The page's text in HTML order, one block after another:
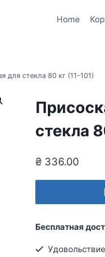
Home
для стекла 80 кг (11-101)
стекла
₴336.00
Бесплатная